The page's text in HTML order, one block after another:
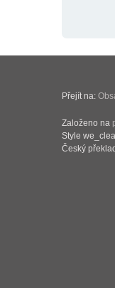
Přejít na:
Založeno na
Style
Český